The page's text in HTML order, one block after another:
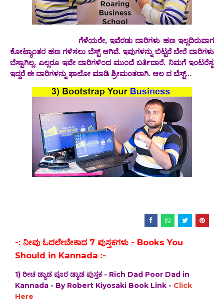
ಗೆಳೆಯರೇ, ಇವೆರಡು ದಾರಿಗಳು ಹಣ ಇಲ್ಲದಿರುವಾಗ
ಕೋಟ್ಯಾಂತರ ಹಣ ಗಳಿಸಲು ಬೆಸ್ಟ್ ಆಗಿವೆ‌. ಇವುಗಳನ್ನು ಬಿಟ್ಟರೆ ಬೇರೆ ದಾರಿಗಳು
ಬೆಸ್ಟಾಗಿಲ್ಲ‌. ಎಲ್ಲರೂ ಇವೇ ದಾರಿಗಳಿಂದ ಮುಂದೆ ಬರ್ತಿದಾರೆ. ನಿಮಗೆ ಇಂಟರೆಸ್ಟ
ಇದ್ದರೆ ಈ ದಾರಿಗಳನ್ನು ಫಾಲೋ ಮಾಡಿ ಶ್ರೀಮಂತರಾಗಿ. ಆಲ ದ ಬೆಸ್ಟ್...
-: ನೀವು ಓದಲೇಬೇಕಾದ 7 ಪುಸ್ತಕಗಳು - Books You
Should in Kannada :-
1) ರೀಚ ಡ್ಯಾಡ ಪೂರ ಡ್ಯಾಡ ಪುಸ್ತಕ - Rich Dad Poor Dad in
Kannada - By Robert Kiyosaki Book Link - Click
Here